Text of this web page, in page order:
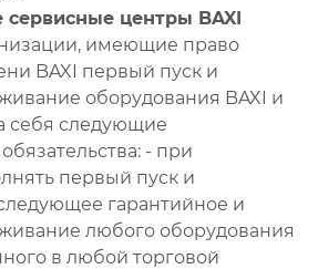
центры BAXI
имеющие право
BAXI первый пуск и
оборудования BAXI и
следующие
- при
первый пуск и
гарантийное и
любого оборудования
в любой торговой